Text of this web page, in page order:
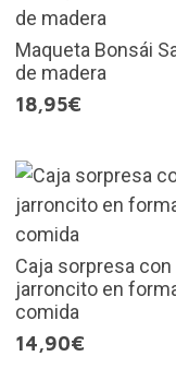
Maqueta Bonsái
de madera
18,95€
Caja sorpresa con
jarroncito en
comida
14,90€